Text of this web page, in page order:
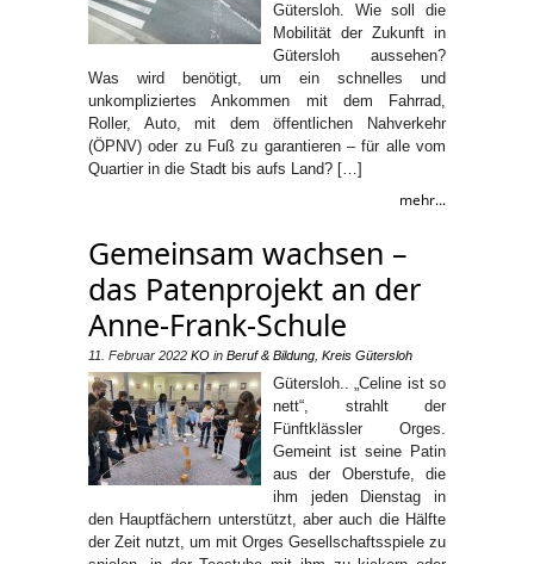
Gütersloh. Wie soll die
Mobilität der Zukunft in
Gütersloh aussehen?
Was wird benötigt, um ein schnelles und
unkompliziertes Ankommen mit dem Fahrrad,
Roller, Auto, mit dem öffentlichen Nahverkehr
(ÖPNV) oder zu Fuß zu garantieren – für alle vom
Quartier in die Stadt bis aufs Land? […]
mehr...
Gemeinsam wachsen –
das Patenprojekt an der
Anne-Frank-Schule
11. Februar 2022 KO in Beruf & Bildung Kreis Gütersloh
Gütersloh.. „Celine ist so
nett“, strahlt der
Fünftklässler Orges.
Gemeint ist seine Patin
aus der Oberstufe, die
ihm jeden Dienstag in
den Hauptfächern unterstützt, aber auch die Hälfte
der Zeit nutzt, um mit Orges Gesellschaftsspiele zu